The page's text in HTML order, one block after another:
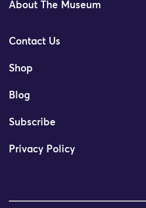
About The Museum
Contact Us
Shop
Blog
Subscribe
Privacy Policy